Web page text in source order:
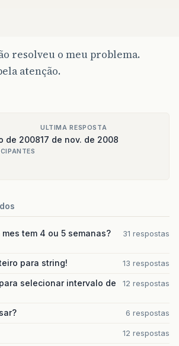
resolveu o meu problema.
atenção.
de 2008
ULTIMA RESPOSTA
17 de nov. de 2008
tem 4 ou 5 semanas?
31 respostas
para string! 13 respostas
para selecionar intervalo de
12 respostas
6 respostas
12 respostas